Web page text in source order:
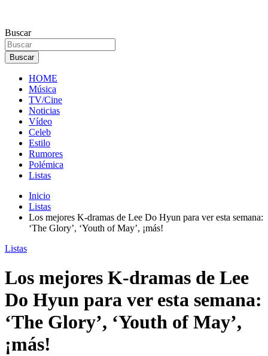
Buscar
Buscar
HOME
Música
TV/Cine
Noticias
Vídeo
Celeb
Estilo
Rumores
Polémica
Listas
Inicio
Listas
Los mejores K-dramas de Lee Do Hyun para ver esta semana:
‘The Glory’, ‘Youth of May’, ¡más!
Listas
Los mejores K-dramas de Lee
Do Hyun para ver esta semana:
‘The Glory’, ‘Youth of May’,
¡más!